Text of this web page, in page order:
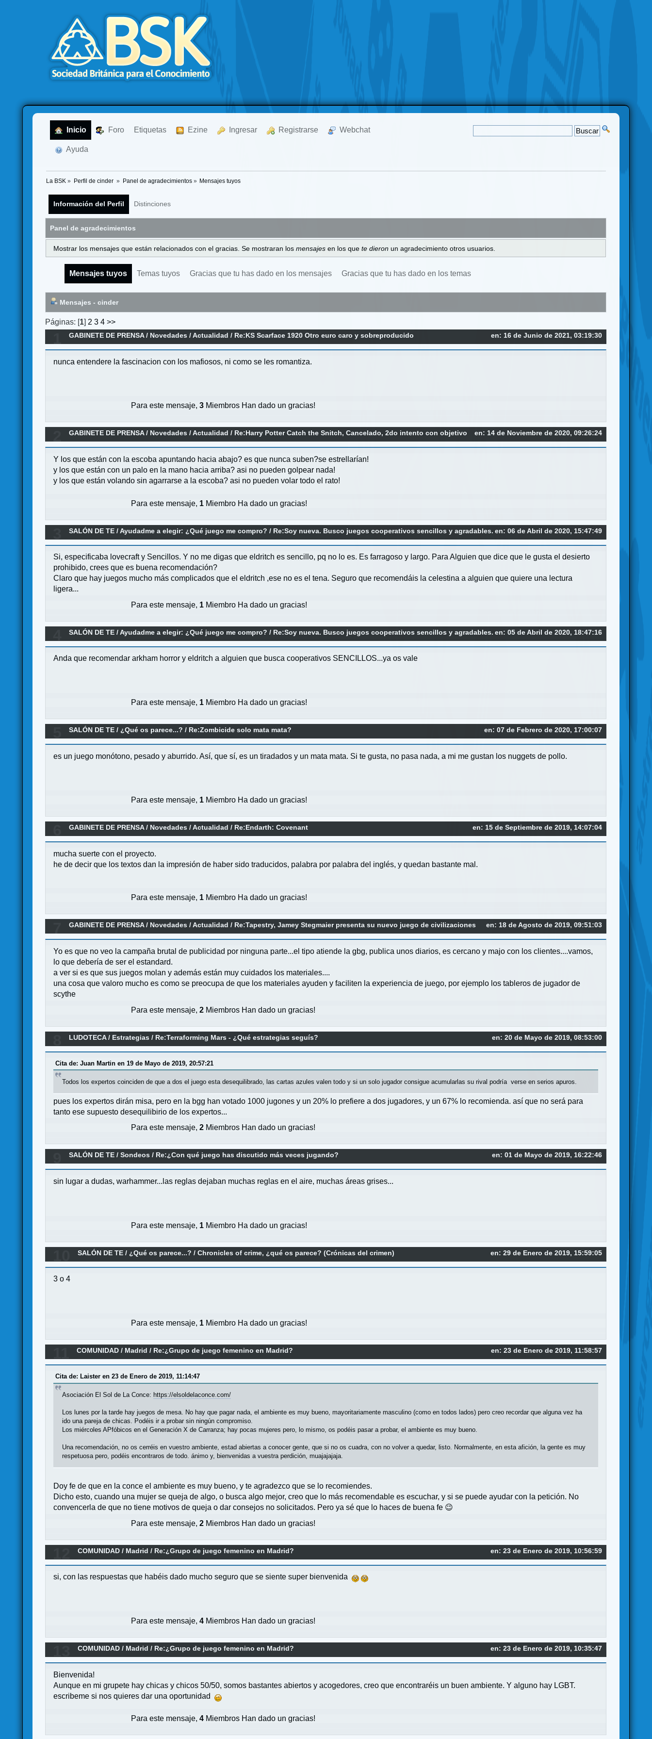
Inicio Foro Etiquetas Ezine Ingresar Registrarse Webchat
Ayuda
La BSK » Perfil de cinder » Panel de agradecimientos» Mensajes tuyos
Información del Perfil Distinciones
Panel de agradecimientos
Mostrar los mensajes que están relacionados con el gracias. Se mostraran los mensajes en los que te dieron un agradecimiento otros usuarios.
Mensajes tuyos Temas tuyos Gracias que tu has dado en los mensajes Gracias que tu has dado en los temas
Mensajes - cinder
Páginas: [1] 2 3 4 >>
en: 16 de Junio de 2021, 03:19:30
GABINETE DE PRENSA/ Novedades / Actualidad / Re:KS Scarface 1920 Otro euro caro y sobreproducido
nunca entendere la fascinacion con los mafiosos, ni como se les romantiza.
Para este mensaje,3 Miembros Han dado un gracias!
en: 14 de Noviembre de 2020, 09:26:24
GABINETE DE PRENSA/ Novedades / Actualidad / Re:Harry Potter Catch the Snitch, Cancelado, 2do intento con objetivo
asequible
Y los que están con la escoba apuntando hacia abajo? es que nunca suben?se estrellarían!
y los que están con un palo en la mano hacia arriba? asi no pueden golpear nada!
y los que están volando sin agarrarse a la escoba? asi no pueden volar todo el rato!
Para este mensaje, 1 Miembro Ha dado un gracias!
en: 06 de Abril de 2020, 15:47:49
SALÓN DE TE /Ayudadme a elegir: ¿Qué juego me compro? / Re:Soy nueva. Busco juegos cooperativos sencillos y agradables.
Si, especificaba lovecraft y Sencillos. Y no me digas que eldritch es sencillo, pq no lo es. Es farragoso y largo. Para Alguien que dice que le gusta el desierto
prohibido, crees que es buena recomendación?
Claro que hay juegos mucho más complicados que el eldritch ,ese no es el tena. Seguro que recomendáis la celestina a alguien que quiere una lectura
ligera...
Para este mensaje, 1 Miembro Ha dado un gracias!
en: 05 de Abril de 2020, 18:47:16
SALÓN DE TE /Ayudadme a elegir: ¿Qué juego me compro? / Re:Soy nueva. Busco juegos cooperativos sencillos y agradables.
Anda que recomendar arkham horror y eldritch a alguien que busca cooperativos SENCILLOS...ya os vale
Para este mensaje, 1 Miembro Ha dado un gracias!
en: 07 de Febrero de 2020, 17:00:07
SALÓN DE TE / ¿Qué os parece...? / Re:Zombicide solo mata mata?
es un juego monótono, pesado y aburrido. Así, que sí, es un tiradados y un mata mata. Si te gusta, no pasa nada, a mi me gustan los nuggets de pollo.
Para este mensaje, 1 Miembro Ha dado un gracias!
en: 15 de Septiembre de 2019, 14:07:04
GABINETE DE PRENSA/ Novedades / Actualidad / Re:Endarth: Covenant
mucha suerte con el proyecto.
he de decir que los textos dan la impresión de haber sido traducidos, palabra por palabra del inglés, y quedan bastante mal.
Para este mensaje, 1 Miembro Ha dado un gracias!
en: 18 de Agosto de 2019, 09:51:03
GABINETE DE PRENSA/ Novedades / Actualidad / Re:Tapestry, Jamey Stegmaier presenta su nuevo juego de civilizaciones
Yo es que no veo la campaña brutal de publicidad por ninguna parte...el tipo atiende la gbg, publica unos diarios, es cercano y majo con los clientes....vamos,
lo que debería de ser el estandard.
a ver si es que sus juegos molan y además están muy cuidados los materiales....
una cosa que valoro mucho es como se preocupa de que los materiales ayuden y faciliten la experiencia de juego, por ejemplo los tableros de jugador de
scythe
Para este mensaje,2 Miembros Han dado un gracias!
en: 20 de Mayo de 2019, 08:53:00
LUDOTECA/ Estrategias / Re:Terraforming Mars - ¿Qué estrategias seguís?
Cita de: Juan Martin en 19 de Mayo de 2019, 20:57:21
Todos los expertos coinciden de que a dos el juego esta desequilibrado, las cartas azules valen todo y si un solo jugador consigue acumularlas su rival podría verse en serios apuros.
pues los expertos dirán misa, pero en la bgg han votado 1000 jugones y un 20% lo prefiere a dos jugadores, y un 67% lo recomienda. así que no será para
tanto ese supuesto desequilibirio de los expertos...
Para este mensaje,2 Miembros Han dado un gracias!
en: 01 de Mayo de 2019, 16:22:46
SALÓN DE TE /Sondeos / Re:¿Con qué juego has discutido más veces jugando?
sin lugar a dudas, warhammer...las reglas dejaban muchas reglas en el aire, muchas áreas grises...
Para este mensaje, 1 Miembro Ha dado un gracias!
en: 29 de Enero de 2019, 15:59:05
SALÓN DE TE / ¿Qué os parece...? /Chronicles of crime, ¿qué os parece? (Crónicas del crimen)
3 o 4
Para este mensaje, 1 Miembro Ha dado un gracias!
en: 23 de Enero de 2019, 11:58:57
COMUNIDAD / Madrid / Re:¿Grupo de juego femenino en Madrid?
Cita de: Laister en 23 de Enero de 2019, 11:14:47
Asociación El Sol de La Conce: https://elsoldelaconce.com/
Los lunes por la tarde hay juegos de mesa. No hay que pagar nada, el ambiente es muy bueno, mayoritariamente masculino (como en todos lados) pero creo recordar que alguna vez ha
ido una pareja de chicas. Podéis ir a probar sin ningún compromiso.
Los miércoles APfóbicos en el Generación X de Carranza; hay pocas mujeres pero, lo mismo, os podéis pasar a probar, el ambiente es muy bueno.
Una recomendación, no os cerréis en vuestro ambiente, estad abiertas a conocer gente, que si no os cuadra, con no volver a quedar, listo. Normalmente, en esta afición, la gente es muy
respetuosa pero, podéis encontraros de todo. ánimo y, bienvenidas a vuestra perdición, muajajajaja.
Doy fe de que en la conce el ambiente es muy bueno, y te agradezco que se lo recomiendes.
Dicho esto, cuando una mujer se queja de algo, o busca algo mejor, creo que lo más recomendable es escuchar, y si se puede ayudar con la petición. No
convencerla de que no tiene motivos de queja o dar consejos no solicitados. Pero ya sé que lo haces de buena fe 😉
Para este mensaje,2 Miembros Han dado un gracias!
en: 23 de Enero de 2019, 10:56:59
COMUNIDAD / Madrid / Re:¿Grupo de juego femenino en Madrid?
si, con las respuestas que habéis dado mucho seguro que se siente super bienvenida
Para este mensaje,4 Miembros Han dado un gracias!
en: 23 de Enero de 2019, 10:35:47
COMUNIDAD / Madrid / Re:¿Grupo de juego femenino en Madrid?
Bienvenida!
Aunque en mi grupete hay chicas y chicos 50/50, somos bastantes abiertos y acogedores, creo que encontraréis un buen ambiente. Y alguno hay LGBT.
escribeme si nos quieres dar una oportunidad
Para este mensaje,4 Miembros Han dado un gracias!